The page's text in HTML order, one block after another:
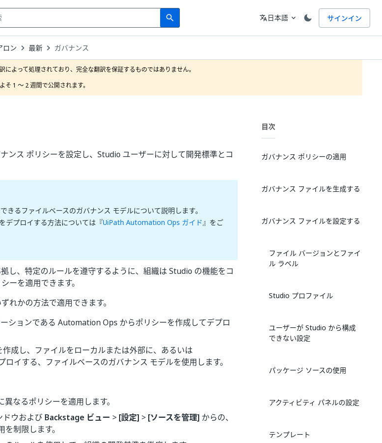
search
Search 言語
translate日本語 expand_more サインイン
ロン 最新 ガバナンス
によって処理されており、完全な翻訳を保証するものではありません。
1 ～ 2 週間で公開されます。
ンス ポリシーを設定し、Studio ユーザーに対して開発標準とコ
きるファイルベースのガバナンス モデルについて説明します。
プロイする方法については『UiPath Automation Ops ガイド』をご
し、特定のルールを遵守するように、組織は Studio の機能をコ
ーを適用できます。
れかの方法で適用できます。
ションである Automation Ops からポリシーを作成してデプロ
作成し、ファイルをローカルまたは外部に、あるいは
イする、ファイルベースのガバナンス モデルを使用します。
なるポリシーを適用します。
ドウおよび Backstage ビュー > [設定] > [ソースを管理] からの、
制限します。
目次
ガバナンス ポリシーの適用
ガバナンス ファイルを生成する
ガバナンス ファイルを設定する
ファイル バージョンとファイ
ル ラベル
Studio プロファイル
ユーザーが Studio から構成
できない設定
パッケージ ソースの使用
アクティビティ パネルの設定
テンプレート